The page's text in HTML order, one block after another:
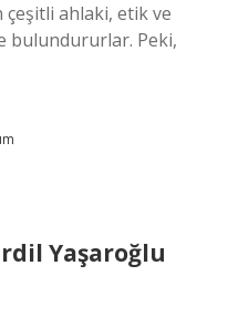
ahlaki, etik ve
bulundururlar. Peki,
Yaşaroğlu